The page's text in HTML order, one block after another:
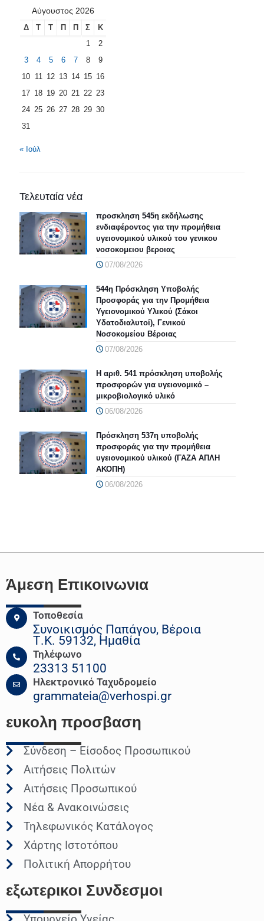
Αύγουστος 2026
Δ Τ Τ Π Π Σ
Κ
1
2
3
4 5 6 7 8
9
10 11 12 13 14 15 16
17 18 19 20 21 22 23
24 25 26 27 28 29 30
31
« Ιούλ
Τελευταία νέα
προσκληση 545η εκδήλωσης
ενδιαφέροντος για την προμήθεια
υγειονομικού υλικού του γενικου
νοσοκομειου βεροιας
07/08/2026
544η Πρόσκληση Υποβολής
Προσφοράς για την Προμήθεια
Υγειονομικού Υλικού (Σάκοι
Υδατοδιαλυτοί), Γενικού
Νοσοκομείου Βέροιας
07/08/2026
Η αριθ. 541 πρόσκληση υποβολής
προσφορών για υγειονομικό –
μικροβιολογικό υλικό
06/08/2026
Πρόσκληση 537η υποβολής
προσφοράς για την προμήθεια
υγειονομικού υλικού (ΓΑΖΑ ΑΠΛΗ
ΑΚΟΠΗ)
06/08/2026
Άμεση Επικοινωνια
Τοποθεσία
Συνοικισμός Παπάγου, Βέροια
Τ.Κ. 59132, Ημαθία
Τηλέφωνο
23313 51100
Ηλεκτρονικό Ταχυδρομείο
grammateia@verhospi.gr
ευκολη προσβαση
Σύνδεση – Είσοδος Προσωπικού
Αιτήσεις Πολιτών
Αιτήσεις Προσωπικού
Νέα & Ανακοινώσεις
Τηλεφωνικός Κατάλογος
Χάρτης Ιστοτόπου
Πολιτική Απορρήτου
εξωτερικοι Συνδεσμοι